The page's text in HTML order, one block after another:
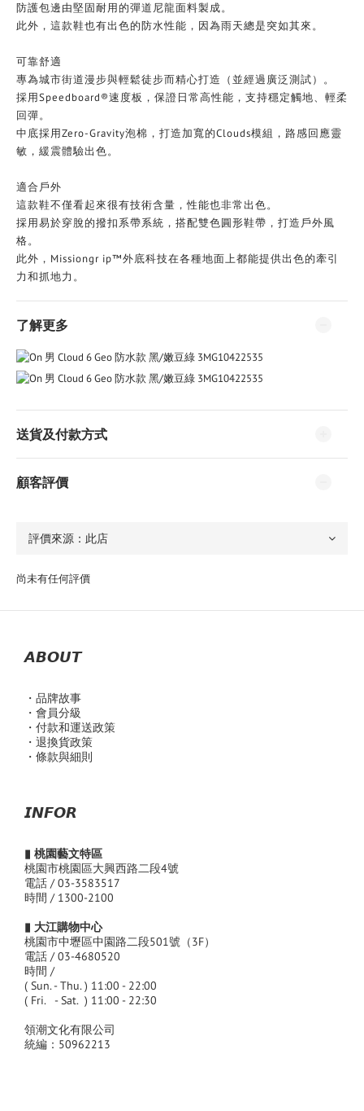
防護包邊由堅固耐用的彈道尼龍面料製成。
此外，這款鞋也有出色的防水性能，因為雨天總是突如其來。
可靠舒適
專為城市街道漫步與輕鬆徒步而精心打造（並經過廣泛測試）。
採用Speedboard®速度板，保證日常高性能，支持穩定觸地、輕柔
回彈。
中底採用Zero-Gravity泡棉，打造加寬的Clouds模組，路感回應靈
敏，緩震體驗出色。
適合戶外
這款鞋不僅看起來很有技術含量，性能也非常出色。
採用易於穿脫的撥扣系帶系統，搭配雙色圓形鞋帶，打造戶外風
格。
此外，Missiongr ip™外底科技在各種地面上都能提供出色的牽引
力和抓地力。
了解更多
送貨及付款方式
顧客評價
尚未有任何評價
𝘼𝘽𝙊𝙐𝙏
・品牌故事
・會員分級
・付款和運送政策
・退換貨政策
・條款與細則
𝙄𝙉𝙁𝙊𝙍
▮ 桃園藝文特區
桃園市桃園區大興西路二段4號
電話 / 03-3583517
時間 / 1300-2100
▮ 大江購物中心
桃園市中壢區中園路二段501號（3F）
電話 / 03-4680520
時間 /
( Sun. - Thu. ) 11:00 - 22:00
( Fri. - Sat. ) 11:00 - 22:30
領潮文化有限公司
統編：50962213